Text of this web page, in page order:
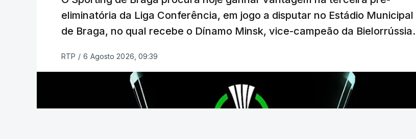
O jogo no Estádio da Luz tem início às 20:00, com arbitragem do romeno Marian Barbu,
enquanto a segunda mão está marcada para 13 de agosto, em Edimburgo.
com entrada direta, graças à conquista da Taça de Portugal.
eliminatória da Liga Conferência, em jogo a disputar no Estádio Municipal
de Braga, no qual recebe o Dínamo Minsk, vice-campeão da Bielorrússia.
RTP / 6 Agosto 2026, 09:39